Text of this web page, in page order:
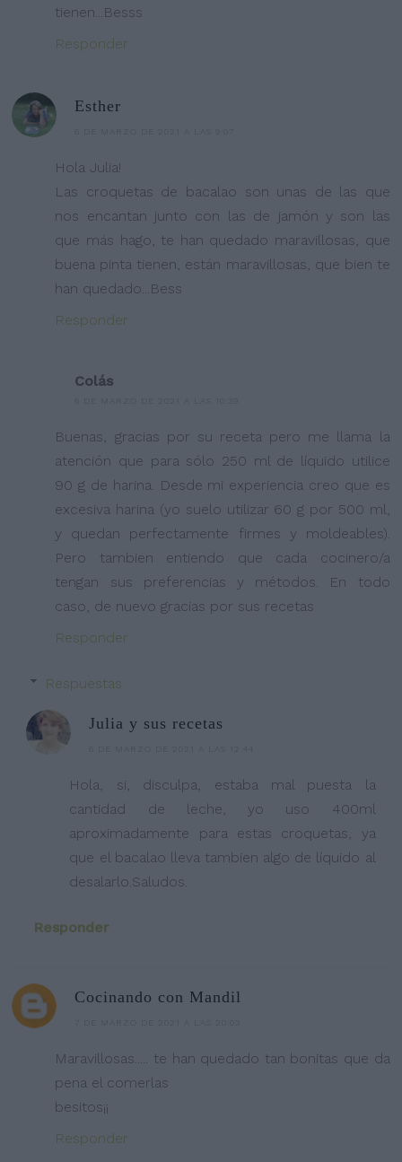
tienen...Besss
Responder
Esther
Hola Julia!
Las croquetas de bacalao son unas de las que
nos encantan junto con las de jamón y son las
que más hago, te han quedado maravillosas, que
buena pinta tienen, están maravillosas, que bien te
han quedado...Bess
Responder
Colás
Buenas, gracias por su receta pero me llama la
atención que para sólo 250 ml de líquido utilice
90 g de harina. Desde mi experiencia creo que es
excesiva harina (yo suelo utilizar 60 g por 500 ml,
y quedan perfectamente firmes y moldeables).
Pero tambien entiendo que cada cocinero/a
tengan sus preferencias y métodos. En todo
caso, de nuevo gracias por sus recetas
Responder
Respuestas
Julia y sus recetas
Hola, si, disculpa, estaba mal puesta la
cantidad de leche, yo uso 400ml
aproximadamente para estas croquetas, ya
que el bacalao lleva tambien algo de líquido al
desalarlo.Saludos.
Responder
Cocinando con Mandil
Maravillosas..... te han quedado tan bonitas que da
pena el comerlas
besitos¡¡
Responder